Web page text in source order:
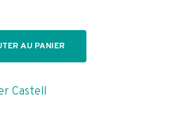
AU PANIER
Castell